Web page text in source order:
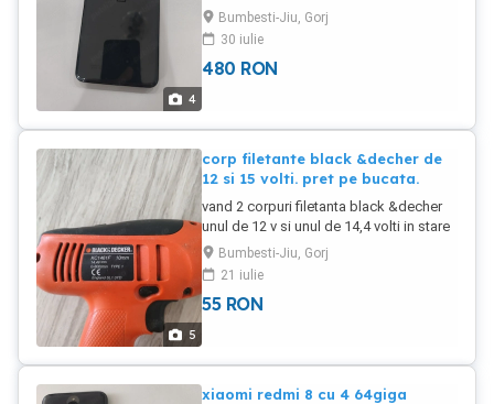
4
in retea.
Bumbesti-Jiu, Gorj
30 iulie
480 RON
5
corp filetante black &decher de
12 si 15 volti. pret pe bucata.
vand 2 corpuri filetanta black &decher
unul de 12 v si unul de 14,4 volti in stare
foarte buna functionale. pretul este pe
bucata.
Bumbesti-Jiu, Gorj
21 iulie
55 RON
xiaomi redmi 8 cu 4 64giga